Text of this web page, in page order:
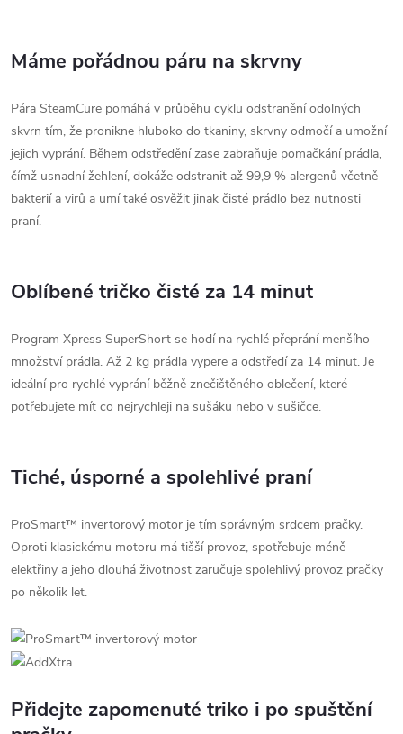
Máme pořádnou páru na skrvny
Pára SteamCure pomáhá v průběhu cyklu odstranění odolných
skvrn tím, že pronikne hluboko do tkaniny, skrvny odmočí a umožní
jejich vyprání. Během odstředění zase zabraňuje pomačkání prádla,
čímž usnadní žehlení, dokáže odstranit až 99,9 % alergenů včetně
bakterií a virů a umí také osvěžit jinak čisté prádlo bez nutnosti
praní.
Oblíbené tričko čisté za 14 minut
Program Xpress SuperShort se hodí na rychlé přeprání menšího
množství prádla. Až 2 kg prádla vypere a odstředí za 14 minut. Je
ideální pro rychlé vyprání běžně znečištěného oblečení, které
potřebujete mít co nejrychleji na sušáku nebo v sušičce.
Tiché, úsporné a spolehlivé praní
ProSmart™ invertorový motor je tím správným srdcem pračky.
Oproti klasickému motoru má tišší provoz, spotřebuje méně
elektřiny a jeho dlouhá životnost zaručuje spolehlivý provoz pračky
po několik let.
Přidejte zapomenuté triko i po spuštění